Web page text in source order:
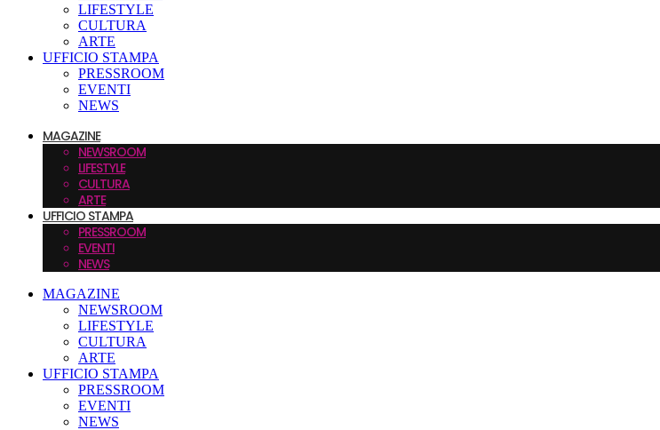
LIFESTYLE
CULTURA
ARTE
UFFICIO STAMPA
PRESSROOM
EVENTI
NEWS
MAGAZINE
NEWSROOM
LIFESTYLE
CULTURA
ARTE
UFFICIO STAMPA
PRESSROOM
EVENTI
NEWS
MAGAZINE
NEWSROOM
LIFESTYLE
CULTURA
ARTE
UFFICIO STAMPA
PRESSROOM
EVENTI
NEWS